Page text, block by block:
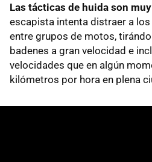
Las tácticas de huida son
escapista intenta distraer a
entre grupos de motos,
badenes a gran velocidad e
velocidades que en algún
kilómetros por hora en plena